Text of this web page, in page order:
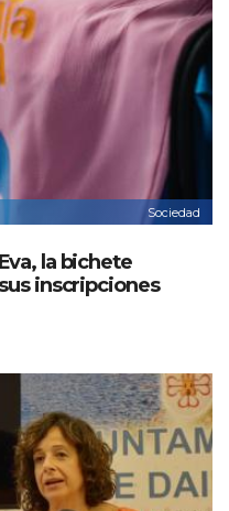
Sociedad
la bichete
inscripciones